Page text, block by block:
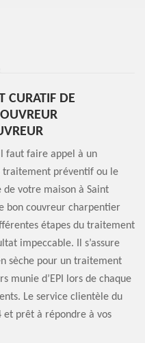
CURATIF DE
faut faire appel à un
traitement préventif ou le
votre maison à Saint
bon couvreur charpentier
étapes du traitement
impeccable. Il s’assure
sèche pour un traitement
munie d’EPI lors de chaque
Le service clientèle du
prêt à répondre à vos